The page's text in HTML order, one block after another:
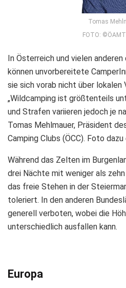
Tomas
FOTO:
In Österreich und vielen
können unvorbereitete
sie sich vorab nicht über
„Wildcamping ist größtenteils
und Strafen variieren jedoch je
Tomas Mehlmauer, Präsident
Camping Clubs (ÖCC). Foto dazu
Während das Zelten im
drei Nächte mit weniger als
das freie Stehen in der
toleriert. In den anderen
generell verboten, wobei die
unterschiedlich ausfallen kann.
Europa